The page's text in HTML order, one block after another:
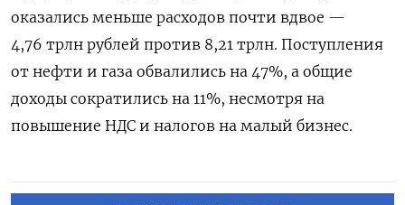
оказались меньше расходов почти вдвое —
4,76 трлн рублей против 8,21 трлн. Поступления
от нефти и газа обвалились на 47%, а общие
доходы сократились на 11%, несмотря на
повышение НДС и налогов на малый бизнес.